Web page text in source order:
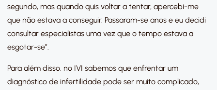
segundo, mas quando quis voltar a tentar, apercebi-me
que não estava a conseguir. Passaram-se anos e eu decidi
consultar especialistas uma vez que o tempo estava a
esgotar-se”.
Para além disso, no IVI sabemos que enfrentar um
diagnóstico de infertilidade pode ser muito complicado,